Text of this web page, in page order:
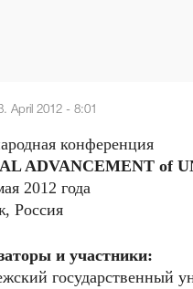
April 2012 - 8:01
конференция
ADVANCEMENT of
2012 года
Россия
и участники:
государственный